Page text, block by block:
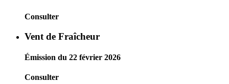
Consulter
Vent de Fraîcheur
Émission du 22 février 2026
Consulter